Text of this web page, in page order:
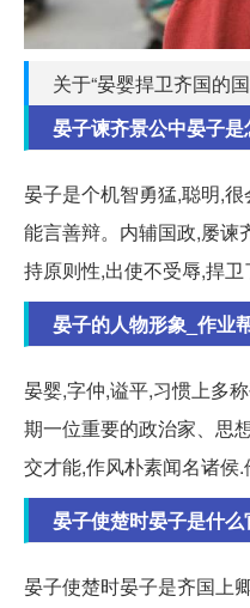
关于“晏婴捍卫齐国的
晏子谏齐景公中晏子
晏子是个机智勇猛,聪明,
能言善辩。内辅国政,屡谏
持原则性,出使不受辱,捍
晏子的人物形象_作业
晏婴,字仲,谥平,习惯上多
期一位重要的政治家、思
交才能,作风朴素闻名诸侯.
晏子使楚时晏子是什么
晏子使楚时晏子是齐国上